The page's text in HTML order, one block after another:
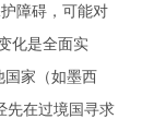
障碍，可能对
化是全面实
国家（如墨西
先在过境国寻求